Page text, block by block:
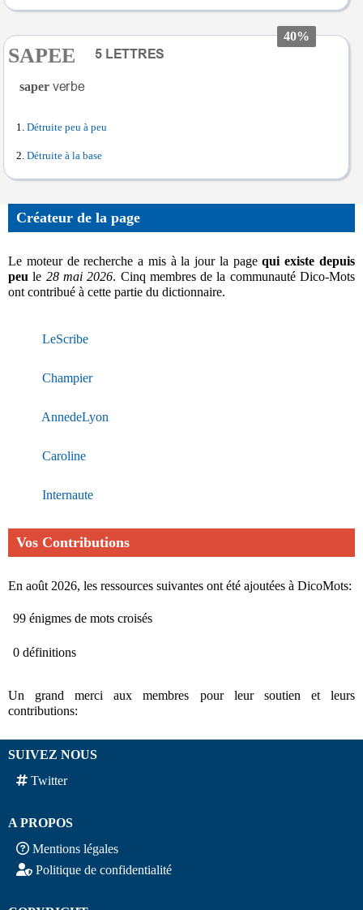
40%
SAPEE
saper
Détruite peu à peu
Détruite à la base
Créateur de la page
Le moteur de recherche a mis à la jour la pagequi existe depuis
peu le 28 mai 2026. Cinq membres de la communauté Dico-Mots
ont contribué à cette partie du dictionnaire.
LeScribe
Champier
AnnedeLyon
Caroline
Internaute
Vos Contributions
En août 2026, les ressources suivantes ont été ajoutées à DicoMots:
99 énigmes de mots croisés
0 définitions
Un grand merci aux membres pour leur soutien et leurs
contributions:
SUIVEZ NOUS
Twitter
A PROPOS
Mentions légales
Politique de confidentialité